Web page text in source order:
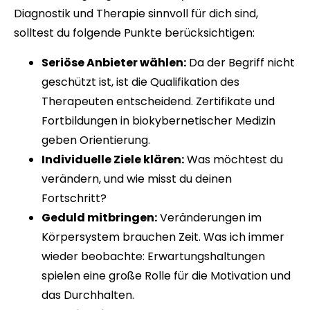
Diagnostik und Therapie sinnvoll für dich sind,
solltest du folgende Punkte berücksichtigen:
Seriöse Anbieter wählen: Da der Begriff nicht
geschützt ist, ist die Qualifikation des
Therapeuten entscheidend. Zertifikate und
Fortbildungen in biokybernetischer Medizin
geben Orientierung.
Individuelle Ziele klären:Was möchtest du
verändern, und wie misst du deinen
Fortschritt?
Geduld mitbringen:Veränderungen im
Körpersystem brauchen Zeit. Was ich immer
wieder beobachte: Erwartungshaltungen
spielen eine große Rolle für die Motivation und
das Durchhalten.